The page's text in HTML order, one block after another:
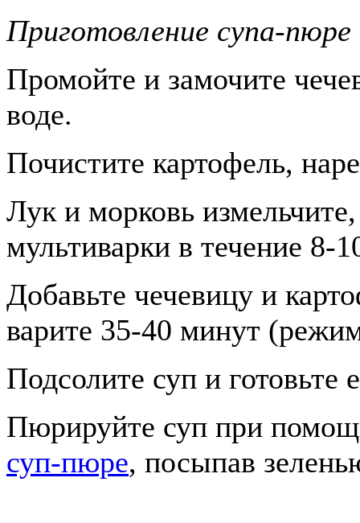
Приготовление супа-
Промойте и замочите
воде.
Почистите картофель,
Лук и морковь
мультиварки в течение
Добавьте чечевицу и
варите 35-40 минут
Подсолите суп и готовьте
Пюрируйте суп при
суп-пюре, посыпав